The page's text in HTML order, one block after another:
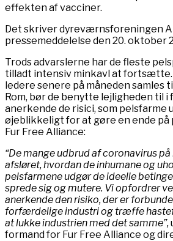
effekten af vacciner.
Det skriver dyreværnsforeningen
pressemeddelelse den 20. oktober
Trods advarslerne har de fleste
tilladt intensiv minkavl at fortsætte.
ledere senere på måneden samles
Rom, bør de benytte lejligheden til
anerkende de risici, som pelsfarme
øjeblikkeligt for at gøre en ende på
Fur Free Alliance:
“De mange udbrud af coronavirus
afsløret, hvordan de inhumane og
pelsfarmene udgør de ideelle
sprede sig og mutere. Vi opfordrer
anerkende den risiko, der er
forfærdelige industri og træffe
at lukke industrien med det samme”,
formand for Fur Free Alliance og